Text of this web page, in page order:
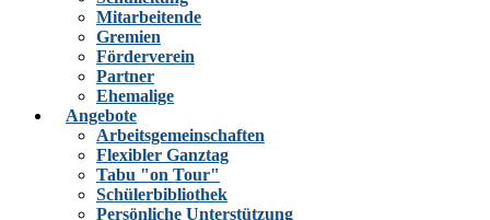
Mitarbeitende
Gremien
Förderverein
Partner
Ehemalige
Angebote
Arbeitsgemeinschaften
Flexibler Ganztag
Tabu "on Tour"
Schülerbibliothek
Persönliche Unterstützung